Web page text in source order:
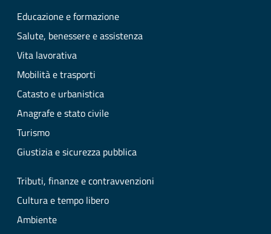
Educazione e formazione
Salute, benessere e assistenza
Vita lavorativa
Mobilità e trasporti
Catasto e urbanistica
Anagrafe e stato civile
Turismo
Giustizia e sicurezza pubblica
Tributi, finanze e contravvenzioni
Cultura e tempo libero
Ambiente